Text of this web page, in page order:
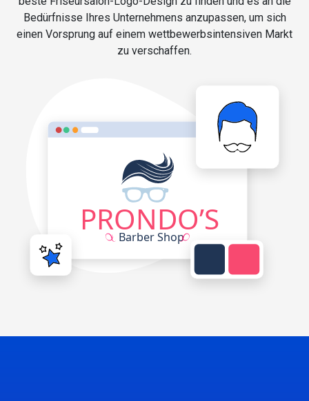
Bedürfnisse Ihres Unternehmens anzupassen, um sich
einen Vorsprung auf einem wettbewerbsintensiven Markt
zu verschaffen.